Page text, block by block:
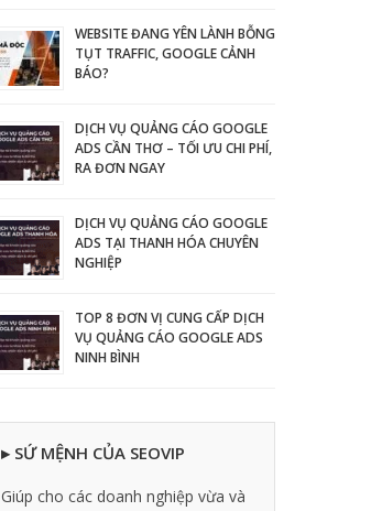
WEBSITE ĐANG YÊN LÀNH BỖNG
TỤT TRAFFIC, GOOGLE CẢNH
BÁO?
DỊCH VỤ QUẢNG CÁO GOOGLE
ADS CẦN THƠ – TỐI ƯU CHI PHÍ,
RA ĐƠN NGAY
DỊCH VỤ QUẢNG CÁO GOOGLE
ADS TẠI THANH HÓA CHUYÊN
NGHIỆP
TOP 8 ĐƠN VỊ CUNG CẤP DỊCH
VỤ QUẢNG CÁO GOOGLE ADS
NINH BÌNH
▸ SỨ MỆNH CỦA SEOVIP
Giúp cho các doanh nghiệp vừa và